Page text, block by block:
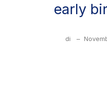
early
di –